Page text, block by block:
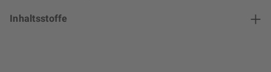
Inhaltsstoffe